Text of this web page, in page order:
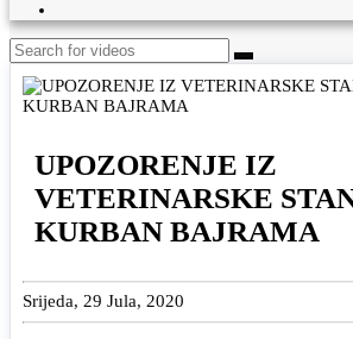
UPOZORENJE IZ
VETERINARSKE
KURBAN BAJRAMA
Srijeda, 29 Jula, 2020